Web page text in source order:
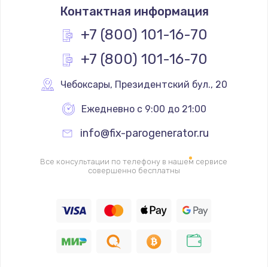
1200 руб.
Заказать
Замена реле
Замена термопредохранителя
700 руб.
Заказать
2500 руб.
Контактная информация
+7 (800) 101-16-70
+7 (800) 101-16-70
Чебоксары, Президентский бул., 20
Ежедневно с 9:00 до 21:00
info@fix-parogenerator.ru
Все консультации по телефону в нашем сервисе
совершенно бесплатны